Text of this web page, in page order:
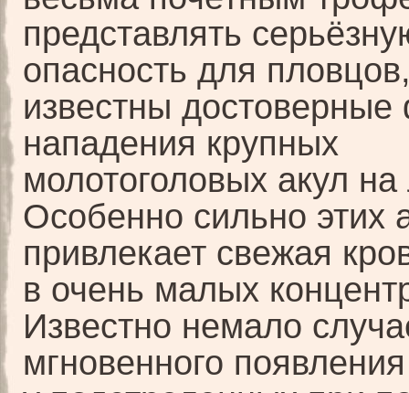
представлять
опасность для
известны
нападения крупных
молотоголовых акул
Особенно сильно этих
привлекает свежая
в очень малых
Известно немало
мгновенного